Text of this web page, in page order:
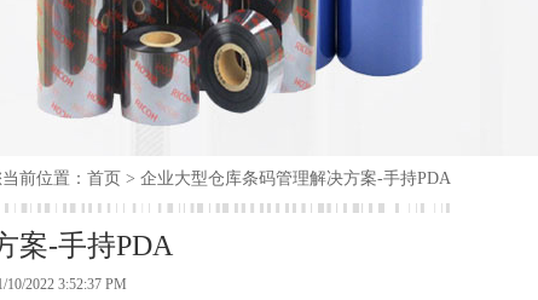
前位置： 首页 > 企业大型仓库条码管理解决方案-手持PDA
案-手持PDA
2022 3:52:37 PM